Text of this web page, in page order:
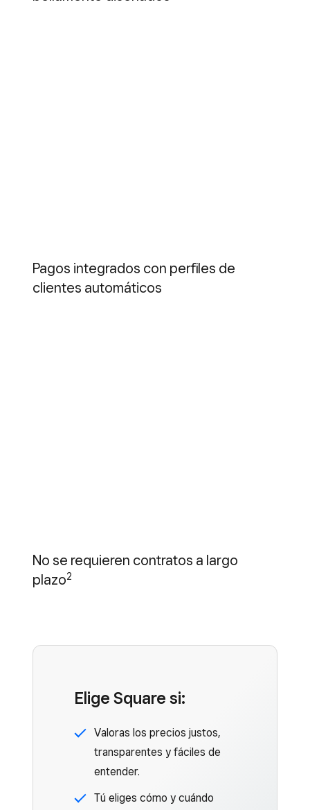
Pagos integrados con perfiles de
clientes automáticos
No se requieren contratos a largo
plazo2
Elige Square si:
Valoras los precios justos,
transparentes y fáciles de
entender.
Tú eliges cómo y cuándo